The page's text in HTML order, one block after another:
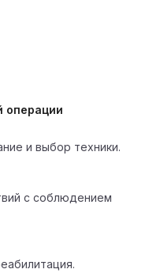
операции
и выбор техники.
с соблюдением